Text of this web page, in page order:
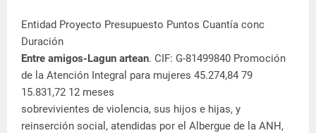
Entidad Proyecto Presupuesto Puntos Cuantía conc
Duración
Entre amigos-Lagun artean. CIF: G-81499840 Promoción
de la Atención Integral para mujeres 45.274,84 79
15.831,72 12 meses
sobrevivientes de violencia, sus hijos e hijas, y
reinserción social, atendidas por el Albergue de la ANH,